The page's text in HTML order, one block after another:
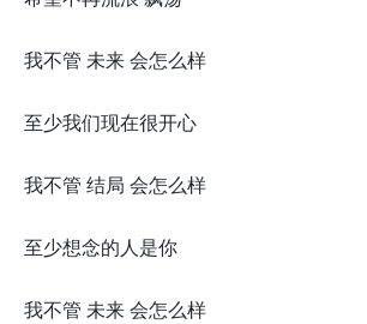
我不管 未来 会怎么样
至少我们现在很开心
我不管 结局 会怎么样
至少想念的人是你
我不管 未来 会怎么样